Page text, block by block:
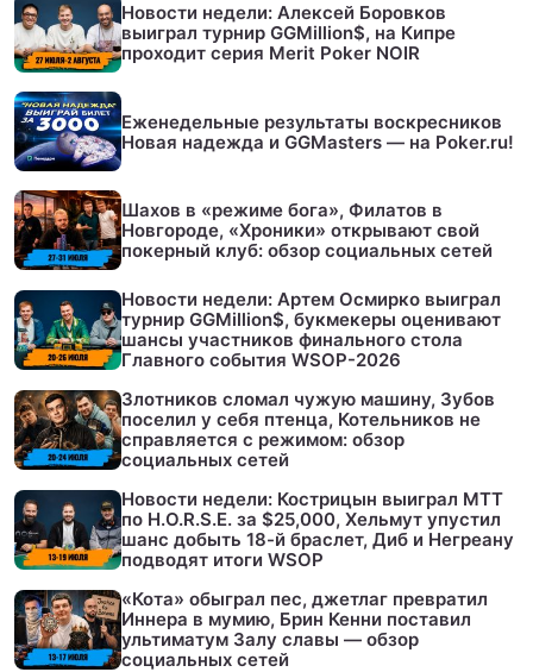
Новости недели: Алексей Боровков
выиграл турнир GGMillion$, на Кипре
проходит серия Merit Poker NOIR
Еженедельные результаты воскресников
Новая надежда и GGMasters — на Poker.ru!
Шахов в «режиме бога», Филатов в
Новгороде, «Хроники» открывают свой
покерный клуб: обзор социальных сетей
Новости недели: Артем Осмирко выиграл
турнир GGMillion$, букмекеры оценивают
шансы участников финального стола
Главного события WSOP-2026
Злотников сломал чужую машину, Зубов
поселил у себя птенца, Котельников не
справляется с режимом: обзор
социальных сетей
Новости недели: Кострицын выиграл МТТ
по H.O.R.S.E. за $25,000, Хельмут упустил
шанс добыть 18-й браслет, Диб и Негреану
подводят итоги WSOP
«Кота» обыграл пес, джетлаг превратил
Иннера в мумию, Брин Кенни поставил
ультиматум Залу славы — обзор
социальных сетей